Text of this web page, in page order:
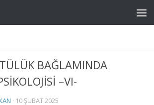
BAĞLAMINDA
–VI-
· 10 ŞUBAT 2025